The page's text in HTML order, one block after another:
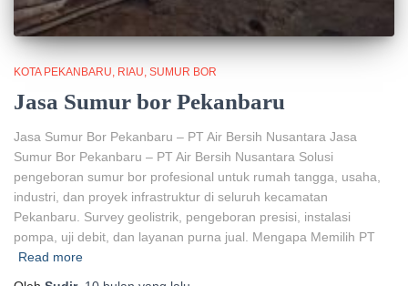
KOTA PEKANBARU RIAU SUMUR BOR
Jasa Sumur bor Pekanbaru
Jasa Sumur Bor Pekanbaru – PT Air Bersih Nusantara Jasa
Sumur Bor Pekanbaru – PT Air Bersih Nusantara Solusi
pengeboran sumur bor profesional untuk rumah tangga, usaha,
industri, dan proyek infrastruktur di seluruh kecamatan
Pekanbaru. Survey geolistrik, pengeboran presisi, instalasi
pompa, uji debit, dan layanan purna jual. Mengapa Memilih PT
Read more